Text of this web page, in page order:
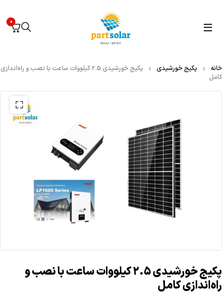
0
خانه پکیج خورشیدی
پکیج خورشیدی 2.5 کیلووات‌ ساعت با نصب و راه‌اندازی
کامل
پکیج خورشیدی 2.5 کیلووات‌ ساعت با نصب و
راه‌اندازی کامل